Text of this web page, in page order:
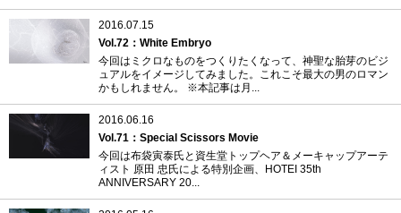
2016.07.15
Vol.72：White Embryo
今回はミクロなものをつくりたくなって、神聖な胎芽のビジ
ュアルをイメージしてみました。これこそ最大の男のロマン
かもしれません。 ※本記事は月...
2016.06.16
Vol.71：Special Scissors Movie
今回は布袋寅泰氏と資生堂トップヘア＆メーキャップアーテ
ィスト 原田 忠氏による特別企画、HOTEI 35th
ANNIVERSARY 20...